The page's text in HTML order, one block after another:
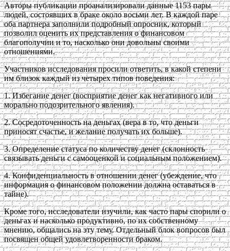
Авторы публикации проанализировали данные 1153 пары
людей, состоявших в браке около восьми лет. В каждой паре
оба партнера заполнили подробный опросник, который
позволил оценить их представления о финансовом
благополучии и то, насколько они довольны своими
отношениями.
Участников исследования просили ответить, в какой степени
им близок каждый из четырех типов поведения:
1. Избегание денег (восприятие денег как негативного или
морально подозрительного явления).
2. Сосредоточенность на деньгах (вера в то, что деньги
приносят счастье, и желание получать их больше).
3. Определение статуса по количеству денег (склонность
связывать деньги с самооценкой и социальным положением).
4. Конфиденциальность в отношении денег (убеждение, что
информация о финансовом положении должна оставаться в
тайне).
Кроме того, исследователи изучили, как часто пары спорили о
деньгах и насколько продуктивно, по их собственному
мнению, общались на эту тему. Отдельный блок вопросов был
посвящен общей удовлетворенности браком.